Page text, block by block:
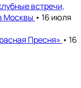
встречи,
Москвы • 16 июля
Пресня» • 16